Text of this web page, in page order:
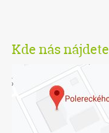
Kde nás nájdete